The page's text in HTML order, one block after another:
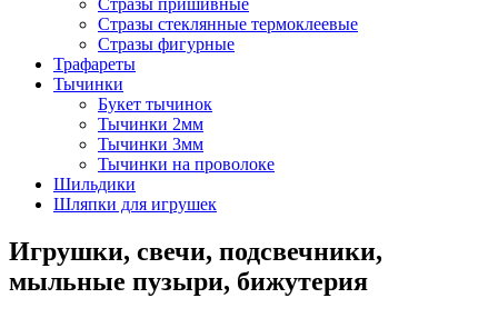
Стразы пришивные
Стразы стеклянные термоклеевые
Стразы фигурные
Трафареты
Тычинки
Букет тычинок
Тычинки 2мм
Тычинки 3мм
Тычинки на проволоке
Шильдики
Шляпки для игрушек
Игрушки, свечи, подсвечники,
мыльные пузыри, бижутерия